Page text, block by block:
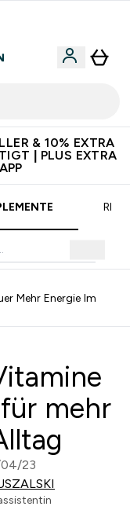
& 10% EXTRA
| PLUS EXTRA
Mehr Energie Im
mehr
04/23